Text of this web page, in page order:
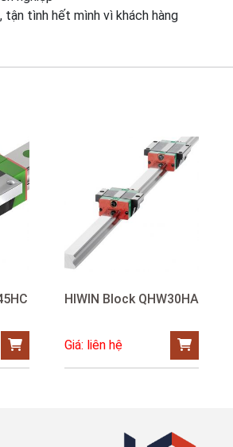
tận tình hết mình vì khách hàng
HIWIN Block QHW30HA
Giá: liên hệ